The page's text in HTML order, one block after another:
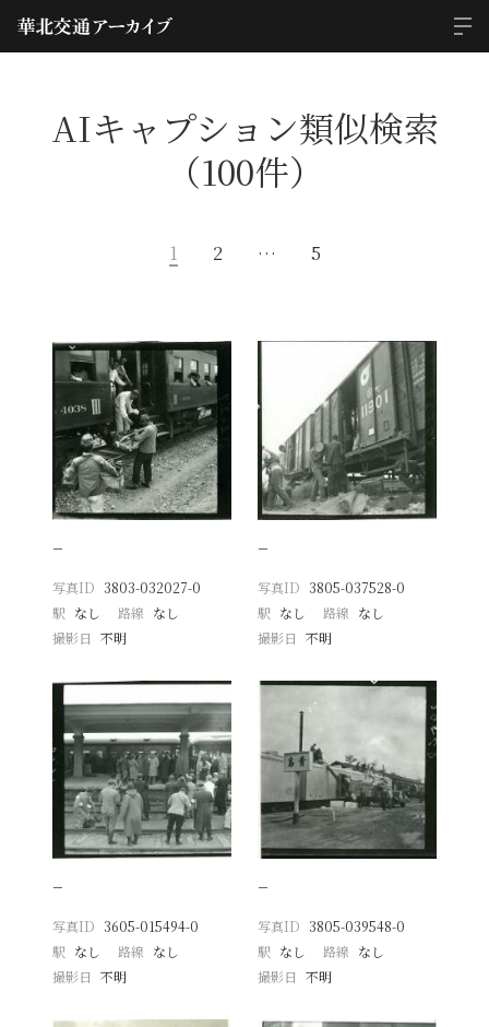
AIキャプション類似検索
（100件）
1 2 … 5
−
写真ID 3803-032027-0
駅 なし 路線 なし
撮影日
不明
−
写真ID 3805-037528-0
駅 なし 路線 なし
撮影日 不明
−
写真ID 3605-015494-0
駅 なし 路線 なし
撮影日
不明
−
写真ID 3805-039548-0
駅 なし 路線 なし
撮影日 不明